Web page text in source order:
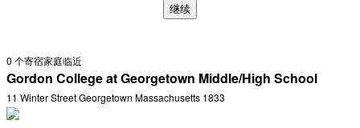
继续
0 个寄宿家庭临近
Gordon College at Georgetown Middle/High School
11 Winter Street Georgetown Massachusetts 1833